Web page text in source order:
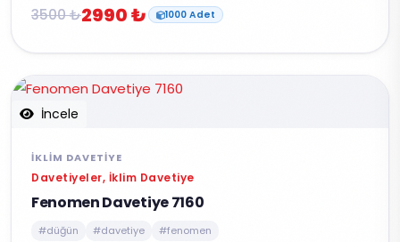
3500 ₺2990 ₺ 1000 Adet
İncele
İKLIM DAVETIYE
Davetiyeler, İklim Davetiye
Fenomen Davetiye 7160
#düğün #davetiye #fenomen